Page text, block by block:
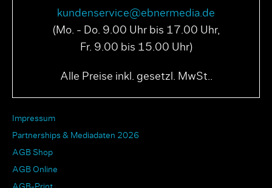
kundenservice@ebnermedia.de
(Mo. - Do. 9.00 Uhr bis 17.00 Uhr,
Fr. 9.00 bis 15.00 Uhr)
Alle Preise inkl. gesetzl. MwSt..
Impressum
Partnerships & Mediadaten 2026
AGB Shop
AGB Online